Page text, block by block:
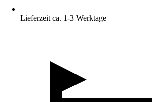
Lieferzeit ca. 1-3 Werktage